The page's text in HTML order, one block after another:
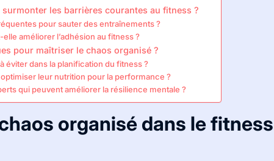
les barrières courantes au fitness ?
pour sauter des entraînements ?
améliorer l’adhésion au fitness ?
pour maîtriser le chaos organisé ?
éviter dans la planification du fitness ?
leur nutrition pour la performance ?
qui peuvent améliorer la résilience mentale ?
organisé dans le